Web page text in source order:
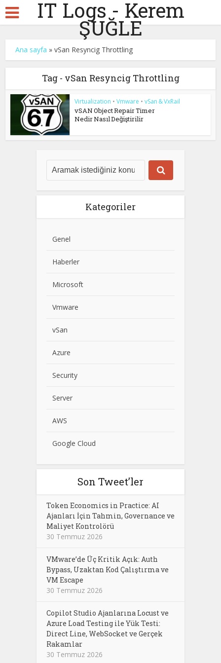
IT Logs - Kerem
ŞUĞLE
Ana sayfa »vSan Resyncig Throttling
Tag - vSan Resyncig Throttling
Virtualization • Vmware • vSan & VxRail
vSAN Object Repair Timer
Nedir Nasıl Değiştirilir
Kategoriler
Genel
Haberler
Microsoft
Vmware
vSan
Azure
Security
Server
AWS
Google Cloud
Son Tweet’ler
Token Economics in Practice: AI
Ajanları İçin Tahmin, Governance ve
Maliyet Kontrolörü
30 Temmuz 2026
VMware’de Üç Kritik Açık: Auth
Bypass, Uzaktan Kod Çalıştırma ve
VM Escape
30 Temmuz 2026
Copilot Studio Ajanlarına Locust ve
Azure Load Testing ile Yük Testi:
Direct Line, WebSocket ve Gerçek
Rakamlar
30 Temmuz 2026